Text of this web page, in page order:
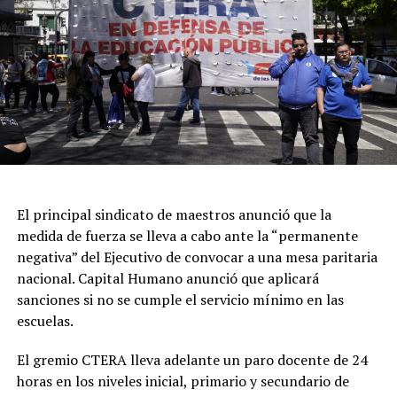
denuncia por averiguación de paradero.
A las 03.51 ingresó un llamado al 911 informando que
habría personas en un balneario donde habría sido la
supuesta entrevista laboral. Tras el arribo del móvil
policial, dos hombres se estaban dando a la fuga, hasta
que fueron detenidos en las inmediaciones del Balneario
Waikiki.
Luego, se realizó un relevamiento en el predio, donde se
encontró el cuerpo de la joven, atado con cables y se
determinó que ambos sospechosos presentaban lesiones
compatibles con una defensa por parte de Mailén.
Los primeros resultados de la autopsia
El informe preliminar, que fue recibido por la Unidad
Funcional de Instrucción N°7, también reveló que la
víctima presentaba golpes en la cara y en ambos brazos,
El principal sindicato de maestros anunció que la
medida de fuerza se lleva a cabo ante la “permanente
negativa” del Ejecutivo de convocar a una mesa paritaria
nacional. Capital Humano anunció que aplicará
sanciones si no se cumple el servicio mínimo en las
escuelas.
El gremio CTERA lleva adelante un paro docente de 24
horas en los niveles inicial, primario y secundario de